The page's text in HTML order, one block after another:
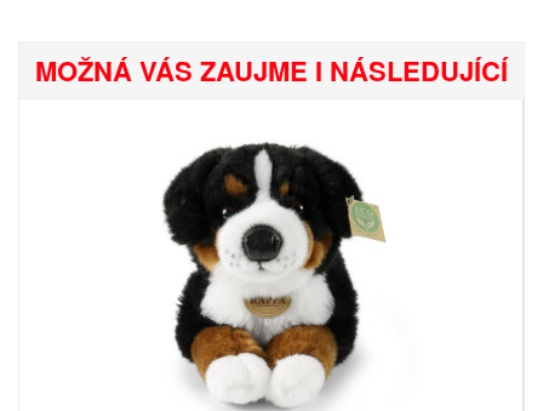
MOŽNÁ VÁS ZAUJME I NÁSLEDUJÍCÍ